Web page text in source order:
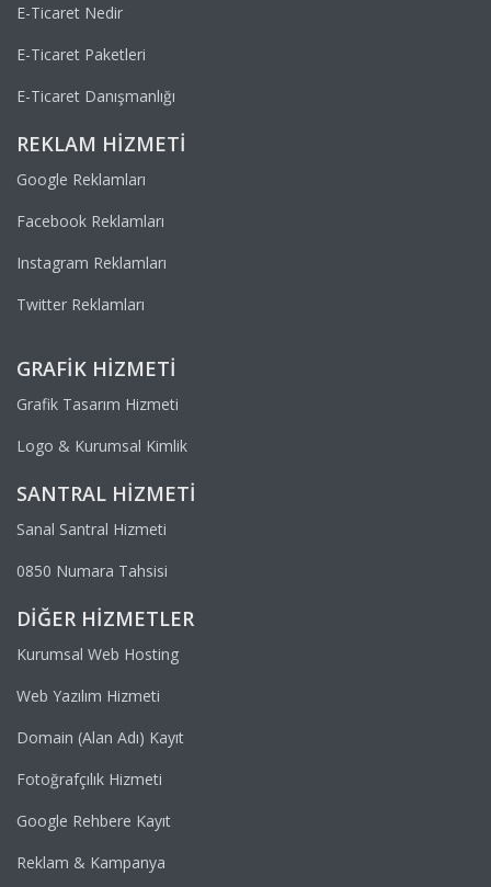
E-Ticaret Nedir
E-Ticaret Paketleri
E-Ticaret Danışmanlığı
REKLAM HIZMETI
Google Reklamları
Facebook Reklamları
Instagram Reklamları
Twitter Reklamları
GRAFIK HIZMETI
Grafik Tasarım Hizmeti
Logo & Kurumsal Kimlik
SANTRAL HIZMETI
Sanal Santral Hizmeti
0850 Numara Tahsisi
DIĞER HIZMETLER
Kurumsal Web Hosting
Web Yazılım Hizmeti
Domain (Alan Adı) Kayıt
Fotoğrafçılık Hizmeti
Google Rehbere Kayıt
Reklam & Kampanya